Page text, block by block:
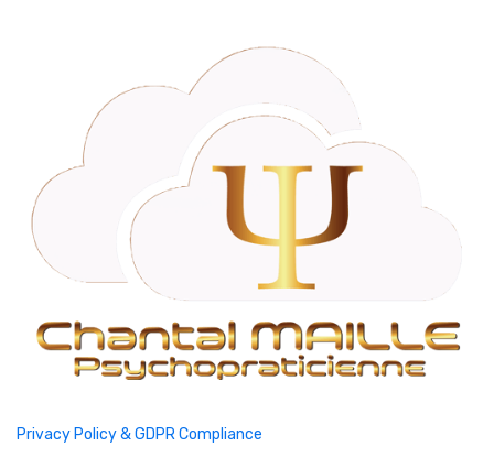
Privacy Policy & GDPR Compliance